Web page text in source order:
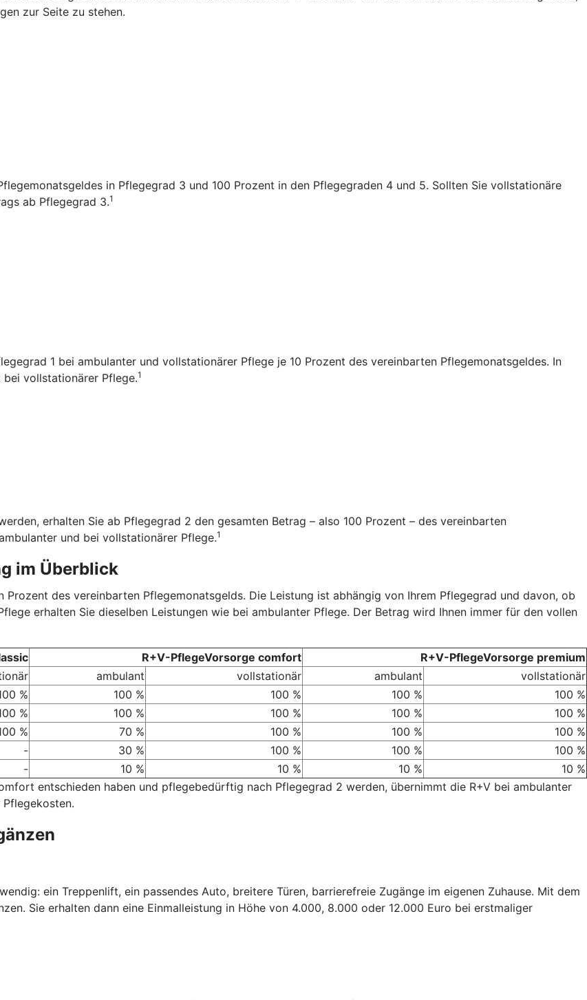
zur Seite zu stehen.
in Pflegegrad 3 und 100 Prozent in den Pflegegraden 4 und 5. Sollten Sie vollstationäre
ab Pflegegrad 3.1
1 bei ambulanter und vollstationärer Pflege je 10 Prozent des vereinbarten Pflegemonatsgeldes. In
vollstationärer Pflege.1
erhalten Sie ab Pflegegrad 2 den gesamten Betrag – also 100 Prozent – des vereinbarten
und bei vollstationärer Pflege.1
im Überblick
des vereinbarten Pflegemonatsgelds. Die Leistung ist abhängig von Ihrem Pflegegrad und davon, ob
erhalten Sie dieselben Leistungen wie bei ambulanter Pflege. Der Betrag wird Ihnen immer für den vollen
R+V-PflegeVorsorge comfort
R+V-PflegeVorsorge premium
ambulant vollstationär ambulant
vollstationär
% 100 % 100 % 100 %
100 %
% 100 % 100 % 100 %
100 %
% 70 % 100 % 100 %
100 %
- 30 % 100 % 100 %
100 %
- 10 % 10 % 10 %
10 %
entschieden haben und pflegebedürftig nach Pflegegrad 2 werden, übernimmt die R+V bei ambulanter
ein Treppenlift, ein passendes Auto, breitere Türen, barrierefreie Zugänge im eigenen Zuhause. Mit dem
Sie erhalten dann eine Einmalleistung in Höhe von 4.000, 8.000 oder 12.000 Euro bei erstmaliger